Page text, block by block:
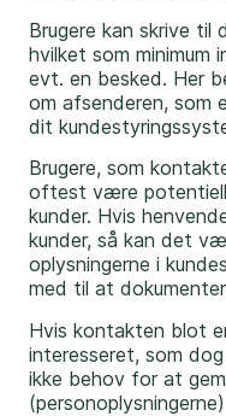
Brugere kan skrive til
hvilket som minimum
evt. en besked. Her
om afsenderen, som
dit
Brugere, som
oftest være
kunder. Hvis
kunder, så kan det
oplysningerne i
med til at
Hvis kontakten blot
interesseret, som
ikke behov for at